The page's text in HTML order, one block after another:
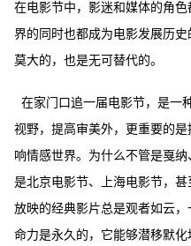
在电影节中，影迷和媒体的角色
界的同时也都成为电影发展历
莫大的，也是无可替代的。
在家门口追一届电影节，是一
视野，提高审美外，更重要的
响情感世界。为什么不管是戛
是北京电影节、上海电影节，
放映的经典影片总是观者如云
命力是永久的，它能够潜移默化